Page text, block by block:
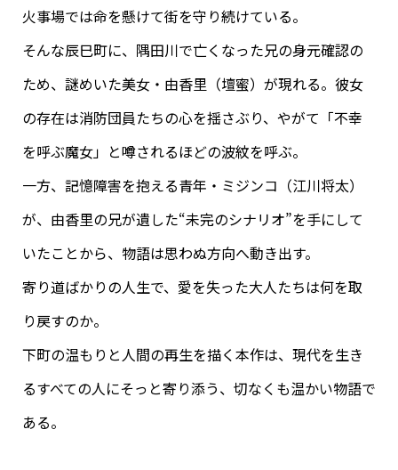
火事場では命を懸けて街を守り続けている。
そんな辰巳町に、隅田川で亡くなった兄の身元確認の
ため、謎めいた美女・由香里（壇蜜）が現れる。彼女
の存在は消防団員たちの心を揺さぶり、やがて「不幸
を呼ぶ魔女」と噂されるほどの波紋を呼ぶ。
一方、記憶障害を抱える青年・ミジンコ（江川将太）
が、由香里の兄が遺した“未完のシナリオ”を手にして
いたことから、物語は思わぬ方向へ動き出す。
寄り道ばかりの人生で、愛を失った大人たちは何を取
り戻すのか。
下町の温もりと人間の再生を描く本作は、現代を生き
るすべての人にそっと寄り添う、切なくも温かい物語で
ある。